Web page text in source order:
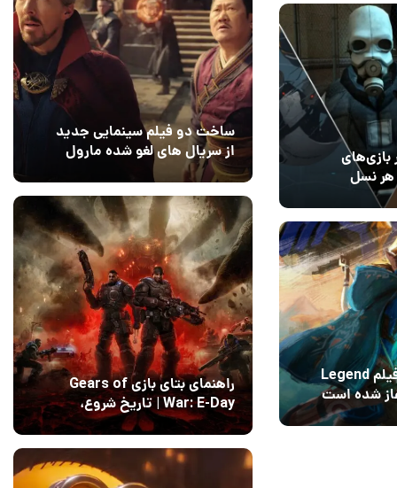
بازی‌های
هر نسل
فیلمبرداری فیلم Legend
ساخت دو فیلم سینمایی جدید
از سریال های لغو شده مارول
۰
راهنمای بتای بازی Gears of
War: E-Day | تاریخ‌ شروع،
محتواها و نحوه دسترسی